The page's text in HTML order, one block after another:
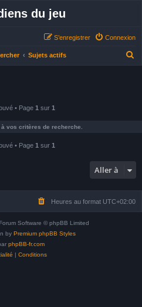
du jeu
Connexion
S’enregistrer
Sujets actifs
• Page 1 sur 1
vos critères de recherche.
• Page 1 sur 1
Aller à
Heures au format UTC+02:00
Software © phpBB Limited
by Premium phpBB Styles
phpBB-fr.com
| Conditions